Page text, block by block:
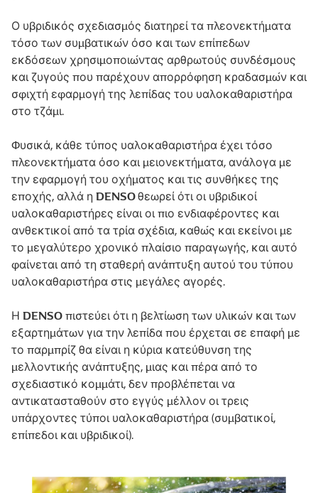
Ο υβριδικός σχεδιασμός διατηρεί τα πλεονεκτήματα
τόσο των συμβατικών όσο και των επίπεδων
εκδόσεων χρησιμοποιώντας αρθρωτούς συνδέσμους
και ζυγούς που παρέχουν απορρόφηση κραδασμών και
σφιχτή εφαρμογή της λεπίδας του υαλοκαθαριστήρα
στο τζάμι.
Φυσικά, κάθε τύπος υαλοκαθαριστήρα έχει τόσο
πλεονεκτήματα όσο και μειονεκτήματα, ανάλογα με
την εφαρμογή του οχήματος και τις συνθήκες της
εποχής, αλλά ηDENSOθεωρεί ότι οι υβριδικοί
υαλοκαθαριστήρες είναι οι πιο ενδιαφέροντες και
ανθεκτικοί από τα τρία σχέδια, καθώς και εκείνοι με
το μεγαλύτερο χρονικό πλαίσιο παραγωγής, και αυτό
φαίνεται από τη σταθερή ανάπτυξη αυτού του τύπου
υαλοκαθαριστήρα στις μεγάλες αγορές.
Η DENSOπιστεύει ότι η βελτίωση των υλικών και των
εξαρτημάτων για την λεπίδα που έρχεται σε επαφή με
το παρμπρίζ θα είναι η κύρια κατεύθυνση της
μελλοντικής ανάπτυξης, μιας και πέρα από το
σχεδιαστικό κομμάτι, δεν προβλέπεται να
αντικατασταθούν στο εγγύς μέλλον οι τρεις
υπάρχοντες τύποι υαλοκαθαριστήρα (συμβατικοί,
επίπεδοι και υβριδικοί).